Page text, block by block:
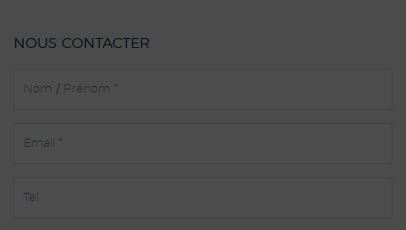
NOUS CONTACTER